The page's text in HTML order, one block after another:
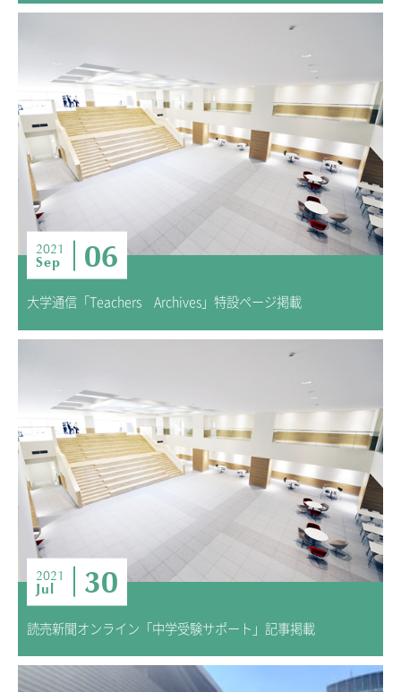
2021
Sep 06
大学通信「Teachers Archives」特設ページ掲載
2021
Jul 30
読売新聞オンライン「中学受験サポート」記事掲載